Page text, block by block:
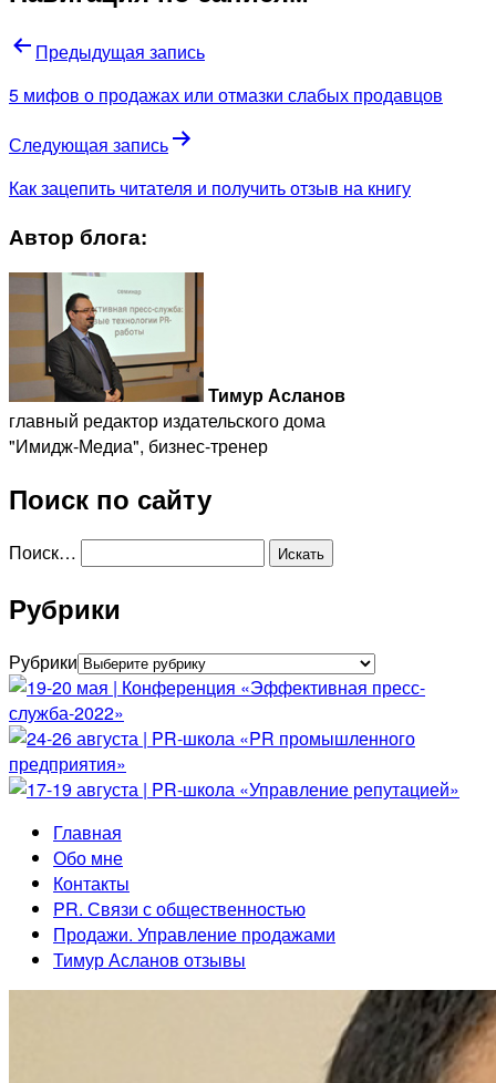
Предыдущая запись
5 мифов о продажах или отмазки слабых продавцов
Следующая запись
Как зацепить читателя и получить отзыв на книгу
Автор блога:
Тимур Асланов
главный редактор издательского дома
"Имидж-Медиа", бизнес-тренер
Поиск по сайту
Поиск…
Рубрики
Рубрики
Главная
Обо мне
Контакты
PR. Связи с общественностью
Продажи. Управление продажами
Тимур Асланов отзывы